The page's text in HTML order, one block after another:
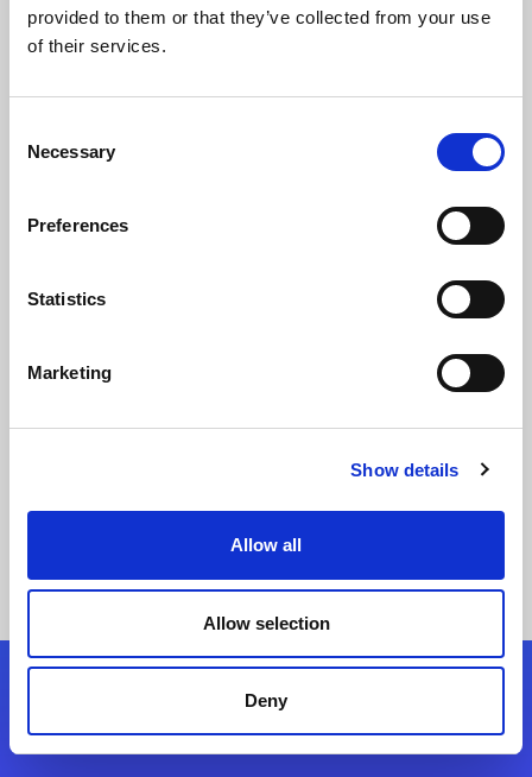
provided to them or that they’ve collected from your use
of their services.
Selection
Necessary
Preferences
Statistics
Marketing
Show details
Allow all
Allow selection
Deny
Coca-Cola Sorocaba
Coca Cola Sorocaba erhöht Produktionskontrolle